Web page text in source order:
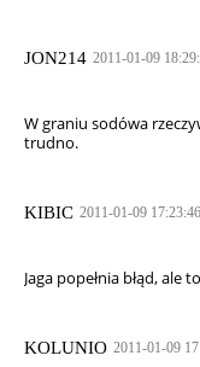
JON214 2011-01-09
W graniu sodówa
trudno.
KIBIC 2011-01-09 17:23:46
Jaga popełnia błąd, ale
KOLUNIO 2011-01-09